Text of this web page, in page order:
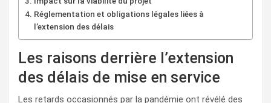
Réglementation et obligations légales liées à
l’extension des délais
Les raisons derrière l’extension
des délais de mise en service
Les retards occasionnés par la pandémie ont révélé des